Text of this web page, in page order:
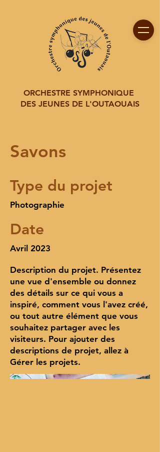
ORCHESTRE SYMPHONIQUE
DES JEUNES DE L'OUTAOUAIS
Savons
Type du projet
Photographie
Date
Avril 2023
Description du projet. Présentez
une vue d'ensemble ou donnez
des détails sur ce qui vous a
inspiré, comment vous l'avez créé,
ou tout autre élément que vous
souhaitez partager avec les
visiteurs. Pour ajouter des
descriptions de projet, allez à
Gérer les projets.